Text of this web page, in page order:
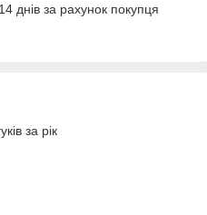
днів за рахунок покупця
за рік